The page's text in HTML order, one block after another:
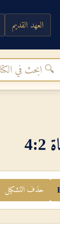
العهد القديم
حذف التشكيل